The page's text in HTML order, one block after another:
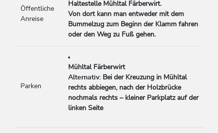
Öffentliche
Anreise
Haltestelle Mühltal Färberwirt.
Von dort kann man entweder mit dem
Bummelzug zum Beginn der Klamm fahren
oder den Weg zu Fuß gehen.
Parken
Mühltal Färberwirt
Alternativ: Bei der Kreuzung in Mühltal
rechts abbiegen, nach der Holzbrücke
nochmals rechts – kleiner Parkplatz auf der
linken Seite